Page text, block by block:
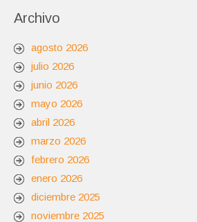
Archivo
agosto 2026
julio 2026
junio 2026
mayo 2026
abril 2026
marzo 2026
febrero 2026
enero 2026
diciembre 2025
noviembre 2025